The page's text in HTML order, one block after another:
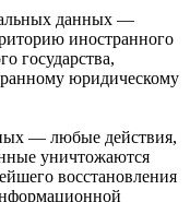
данных —
иностранного
государства,
юридическому
— любые действия,
уничтожаются
восстановления